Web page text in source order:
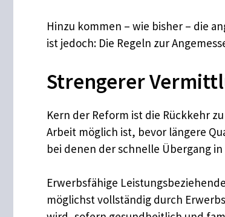
Hinzu kommen – wie bisher – die
ist jedoch: Die Regeln zur
Strengerer
Kern der Reform ist die Rückkehr
Arbeit möglich ist, bevor längere
bei denen der schnelle Übergang
Erwerbsfähige
möglichst vollständig durch